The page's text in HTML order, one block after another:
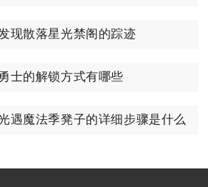
现散落星光禁阁的踪迹
士的解锁方式有哪些
遇魔法季凳子的详细步骤是什么